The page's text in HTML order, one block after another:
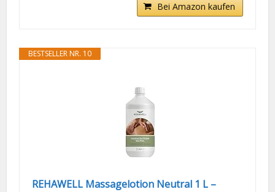
Bei Amazon kaufen
BESTSELLER NR. 10
REHAWELL Massagelotion Neutral 1 L –